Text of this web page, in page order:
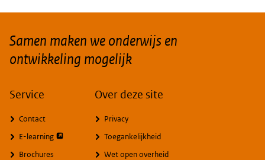
Samen maken we onderwijs en
ontwikkeling mogelijk
Service
Contact
E-learning opent externe pagina
Brochures
Over deze site
Privacy
Toegankelijkheid
Wet open overheid